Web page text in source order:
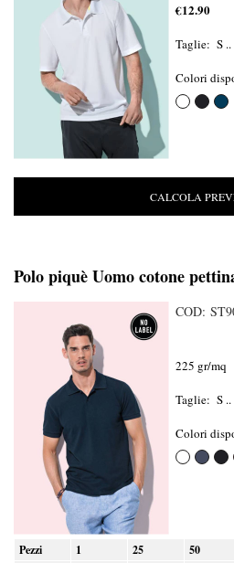
€12.90
Taglie: S
Colori
CALCOLA
Polo piquè Uomo cotone
COD:
225 gr/mq
Taglie: S
Colori
Pezzi 1 25 50